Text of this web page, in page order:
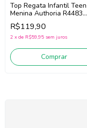
Top Regata Infantil Teen
Menina Authoria R4483
(Preto)
R$119,90
2 x de R$59,95 sem juros
Comprar